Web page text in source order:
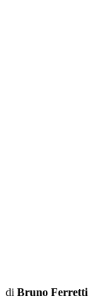
di Bruno Ferretti